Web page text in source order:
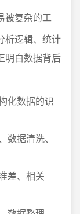
被复杂的工
析逻辑、统计
明白数据背后
化数据的识
据清洗、
差、相关